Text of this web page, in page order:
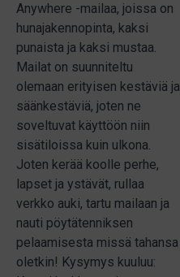
Anywhere -mailaa, joissa on
hunajakennopinta, kaksi
punaista ja kaksi mustaa.
Mailat on suunniteltu
olemaan erityisen kestäviä ja
säänkestäviä, joten ne
soveltuvat käyttöön niin
sisätiloissa kuin ulkona.
Joten kerää koolle perhe,
lapset ja ystävät, rullaa
verkko auki, tartu mailaan ja
nauti pöytätenniksen
pelaamisesta missä tahansa
oletkin! Kysymys kuuluu: